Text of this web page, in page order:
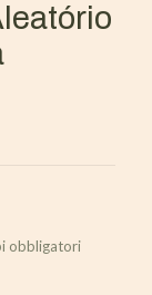
obbligatori